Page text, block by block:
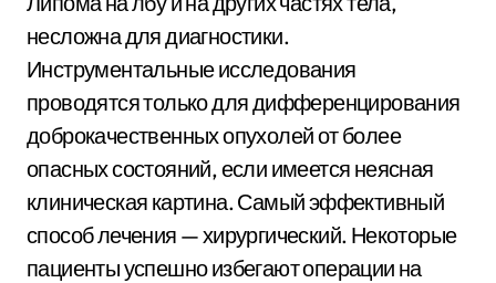
несложна для диагностики.
Инструментальные исследования
проводятся только для дифференцирования
доброкачественных опухолей от более
опасных состояний, если имеется неясная
клиническая картина. Самый эффективный
способ лечения — хирургический. Некоторые
пациенты успешно избегают операции на